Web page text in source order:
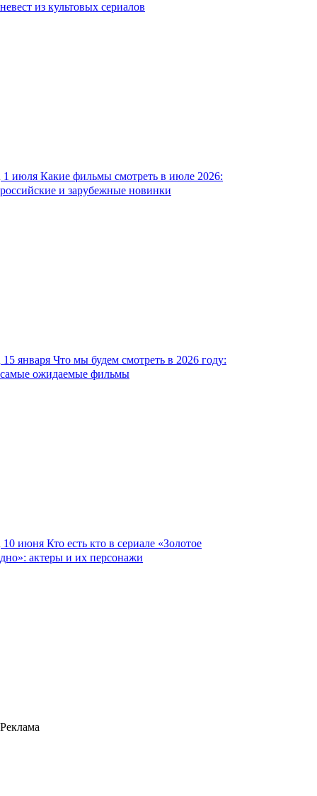
невест из культовых сериалов
1 июля Какие фильмы смотреть в июле 2026:
российские и зарубежные новинки
15 января Что мы будем смотреть в 2026 году:
самые ожидаемые фильмы
10 июня Кто есть кто в сериале «Золотое
дно»: актеры и их персонажи
Реклама